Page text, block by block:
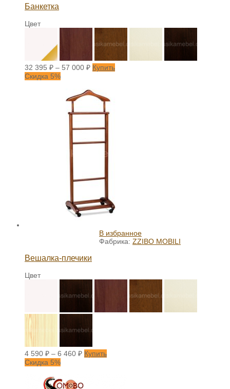
Банкетка
Цвет
32 395 ₽ – 57 000 ₽ Купить
Скидка 5%
В избранное
Фабрика: ZZIBO MOBILI
Вешалка-плечики
Цвет
4 590 ₽ – 6 460 ₽ Купить
Скидка 5%